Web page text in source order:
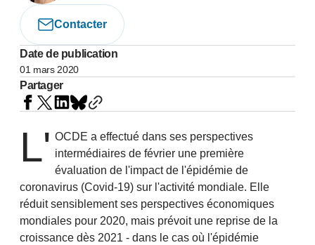
Contacter
Date de publication
01 mars 2020
Partager
L' OCDE a effectué dans ses perspectives
intermédiaires de février une première
évaluation de l'impact de l'épidémie de
coronavirus (Covid-19) sur l'activité mondiale. Elle
réduit sensiblement ses perspectives économiques
mondiales pour 2020, mais prévoit une reprise de la
croissance dès 2021 - dans le cas où l'épidémie